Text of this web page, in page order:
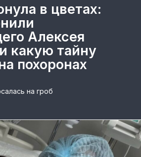
в цветах:
Алексея
какую тайну
похоронах
на гроб